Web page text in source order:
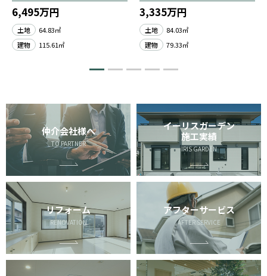
6,495万円
土地
64.83㎡
建物
115.61㎡
3,335万円
土地
84.03㎡
建物
79.33㎡
仲介会社様へ
TO PARTNER
イーリスガーデン
施工実績
IRIS GARDEN
リフォーム
RENOVATION
アフターサービス
AFTER SERVICE